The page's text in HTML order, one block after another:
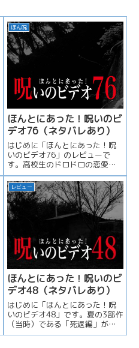
ほん呪
ほんとにあった！呪いのビ
デオ76（ネタバレあり）
はじめに「ほんとにあった！呪
いのビデオ76」のレビューで
す。高校生のドロドロの恋愛模
様、ドラマ性の高いメインエピ
ソードが...
レビュー
ほんとにあった！呪いのビ
デオ48（ネタバレあり）
はじめに「ほんとにあった！呪
いのビデオ48」です。夏の3部作
（当時）である「死返編」が中
編をむかえます。また、有名な